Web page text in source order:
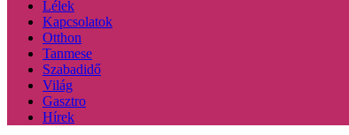
Lélek
Kapcsolatok
Otthon
Tanmese
Szabadidő
Világ
Gasztro
Hírek